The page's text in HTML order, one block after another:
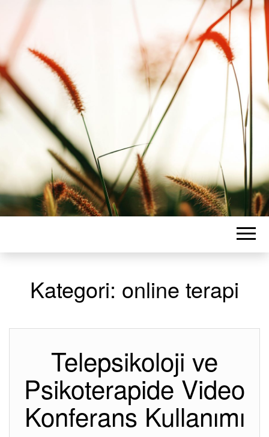
Kategori: online terapi
Telepsikoloji ve
Psikoterapide Video
Konferans Kullanımı